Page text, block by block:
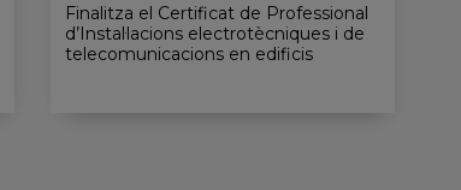
Finalitza el Certificat de Professional
d’Instal·lacions electrotècniques i de
telecomunicacions en edificis